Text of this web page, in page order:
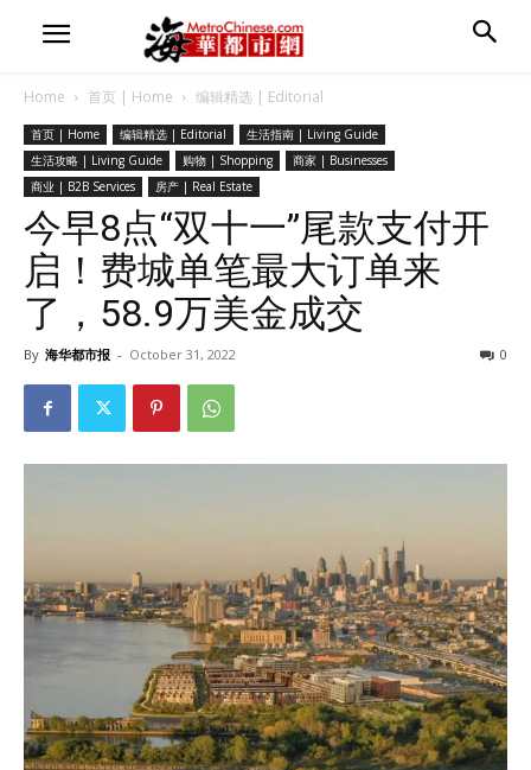
Home 首页 | Home 编辑精选 | Editorial
首页 | Home 编辑精选 | Editorial
生活指南 | Living Guide
生活攻略 | Living Guide
购物 | Shopping
商家 | Businesses
商业 | B2B Services
房产 | Real Estate
今早8点“双十一”尾款支付开
启！费城单笔最大订单来
了，58.9万美金成交
By 海华都市报 - October 31, 2022 0